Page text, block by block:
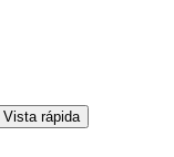
Vista rápida